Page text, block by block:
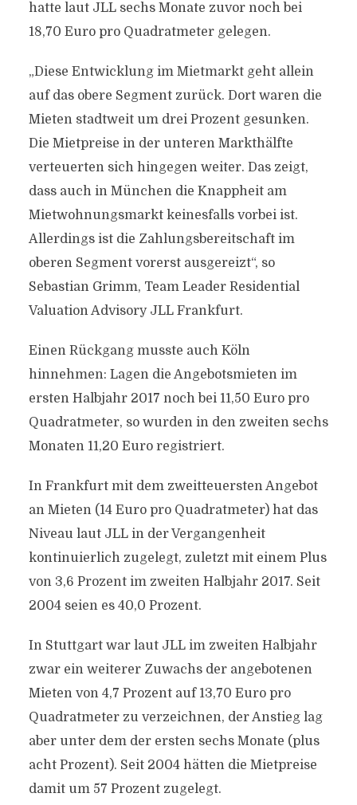
hatte laut JLL sechs Monate zuvor noch bei
18,70 Euro pro Quadratmeter gelegen.
„Diese Entwicklung im Mietmarkt geht allein
auf das obere Segment zurück. Dort waren die
Mieten stadtweit um drei Prozent gesunken.
Die Mietpreise in der unteren Markthälfte
verteuerten sich hingegen weiter. Das zeigt,
dass auch in München die Knappheit am
Mietwohnungsmarkt keinesfalls vorbei ist.
Allerdings ist die Zahlungsbereitschaft im
oberen Segment vorerst ausgereizt“, so
Sebastian Grimm, Team Leader Residential
Valuation Advisory JLL Frankfurt.
Einen Rückgang musste auch Köln
hinnehmen: Lagen die Angebotsmieten im
ersten Halbjahr 2017 noch bei 11,50 Euro pro
Quadratmeter, so wurden in den zweiten sechs
Monaten 11,20 Euro registriert.
In Frankfurt mit dem zweitteuersten Angebot
an Mieten (14 Euro pro Quadratmeter) hat das
Niveau laut JLL in der Vergangenheit
kontinuierlich zugelegt, zuletzt mit einem Plus
von 3,6 Prozent im zweiten Halbjahr 2017. Seit
2004 seien es 40,0 Prozent.
In Stuttgart war laut JLL im zweiten Halbjahr
zwar ein weiterer Zuwachs der angebotenen
Mieten von 4,7 Prozent auf 13,70 Euro pro
Quadratmeter zu verzeichnen, der Anstieg lag
aber unter dem der ersten sechs Monate (plus
acht Prozent). Seit 2004 hätten die Mietpreise
damit um 57 Prozent zugelegt.